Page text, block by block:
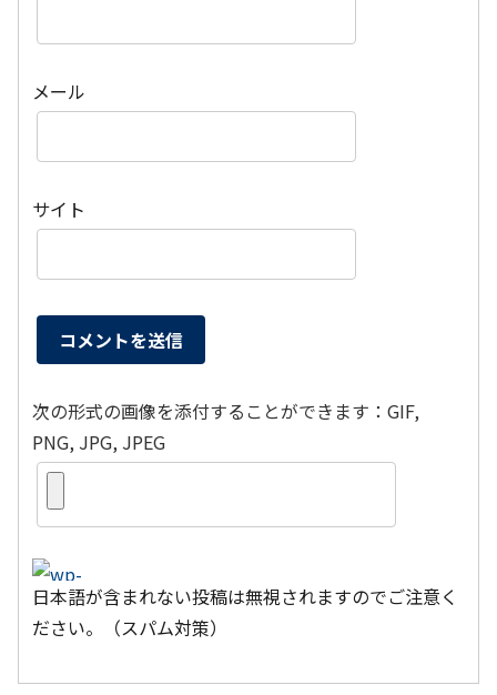
メール
サイト
次の形式の画像を添付することができます：GIF,
PNG, JPG, JPEG
日本語が含まれない投稿は無視されますのでご注意く
ださい。（スパム対策）